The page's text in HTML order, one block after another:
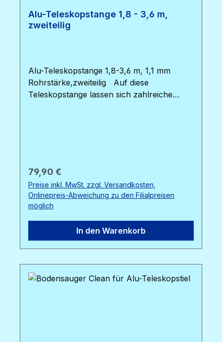
Alu-Teleskopstange 1,8 - 3,6 m,
zweiteilig
Alu-Teleskopstange 1,8-3,6 m, 1,1 mm
Rohrstärke,zweiteilig Auf diese
Teleskopstange lassen sich zahlreiche
Stangen sind vor Ort auch in den
Ausführungen 2,4 - 4,8 m und 3,5 - 7m
erhältlich.
Regulärer Preis:
79,90 €
Preise inkl. MwSt. zzgl. Versandkosten,
Onlinepreis-Abweichung zu den Filialpreisen
möglich
In den Warenkorb